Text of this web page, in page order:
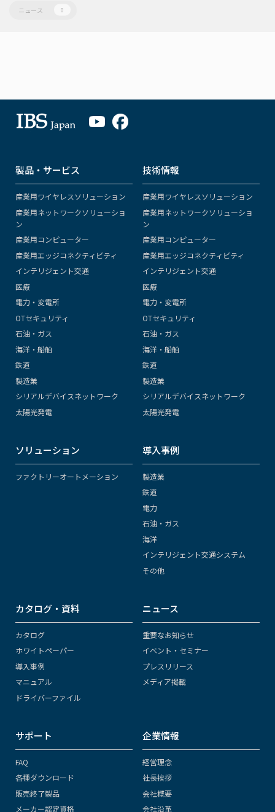
ニュース 0
製品・サービス
産業用ワイヤレスソリューション
産業用ネットワークソリューショ
ン
産業用コンピューター
産業用エッジコネクティビティ
インテリジェント交通
医療
電力・変電所
OTセキュリティ
石油・ガス
海洋・船舶
鉄道
製造業
シリアルデバイスネットワーク
太陽光発電
技術情報
産業用ワイヤレスソリューション
産業用ネットワークソリューショ
ン
産業用コンピューター
産業用エッジコネクティビティ
インテリジェント交通
医療
電力・変電所
OTセキュリティ
石油・ガス
海洋・船舶
鉄道
製造業
シリアルデバイスネットワーク
太陽光発電
ソリューション
ファクトリーオートメーション
導入事例
製造業
鉄道
電力
石油・ガス
海洋
インテリジェント交通システム
その他
カタログ・資料
カタログ
ホワイトペーパー
導入事例
マニュアル
ドライバーファイル
ニュース
重要なお知らせ
イベント・セミナー
プレスリリース
メディア掲載
サポート
FAQ
各種ダウンロード
販売終了製品
メーカー認定資格
企業情報
経営理念
社長挨拶
会社概要
会社沿革